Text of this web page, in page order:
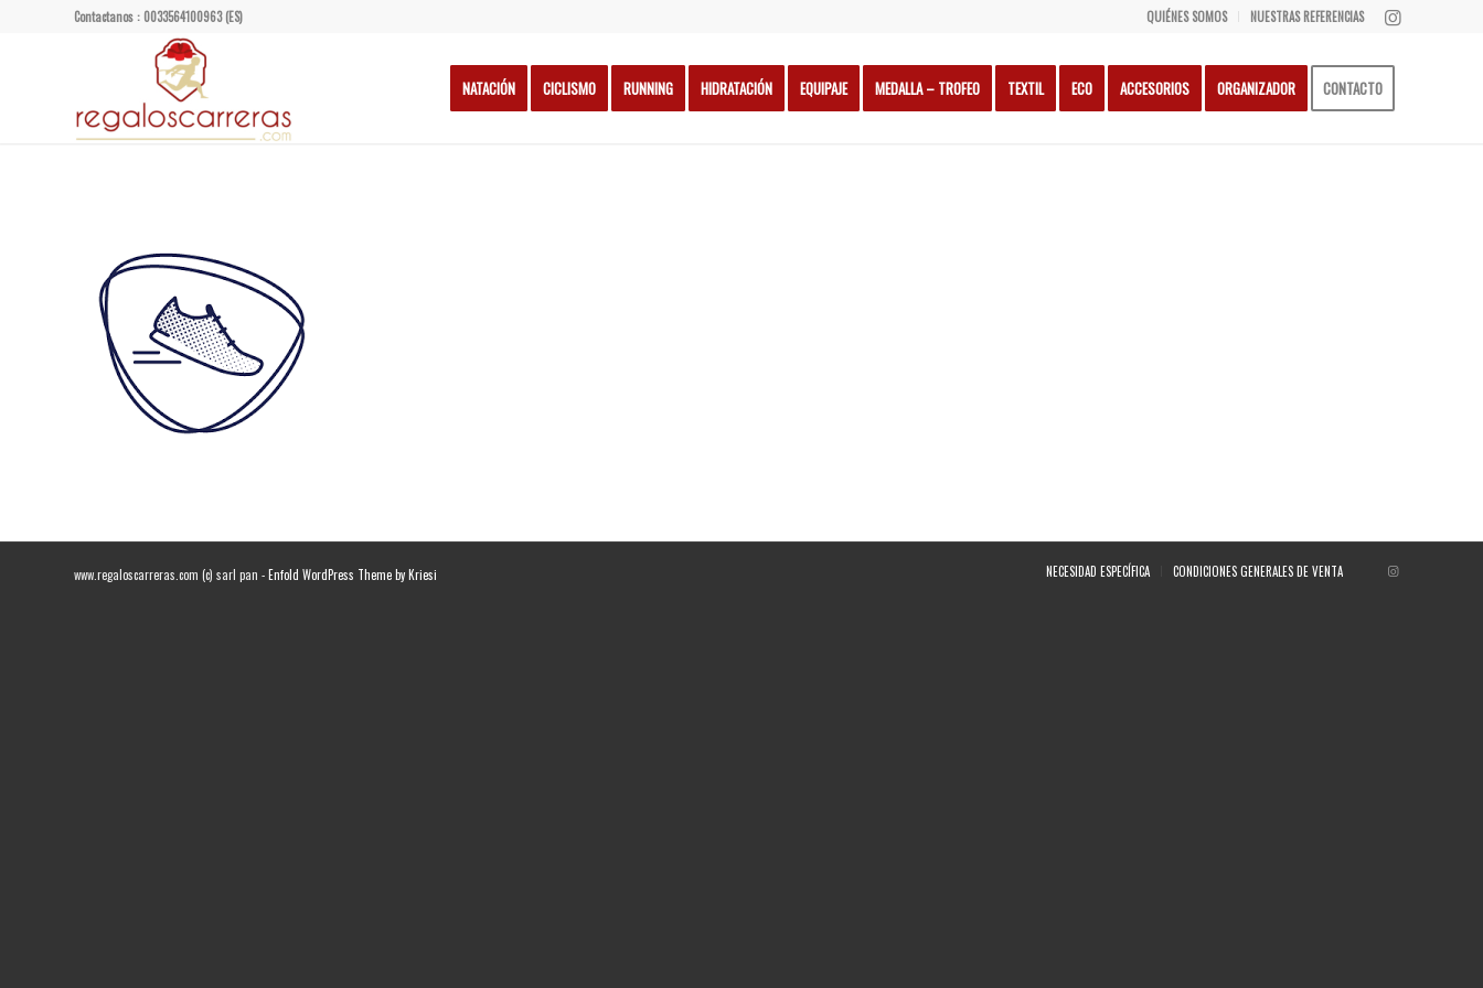
QUIÉNES SOMOS NUESTRAS REFERENCIAS
Contactanos : 0033564100963 (ES)
NATACIÓN CICLISMO RUNNING HIDRATACIÓN EQUIPAJE MEDALLA – TROFEO TEXTIL ECO ACCESORIOS ORGANIZADOR CONTACTO
www.regaloscarreras.com (c) sarl pan -Enfold WordPress Theme by Kriesi NECESIDAD ESPECÍFICA CONDICIONES GENERALES DE VENTA